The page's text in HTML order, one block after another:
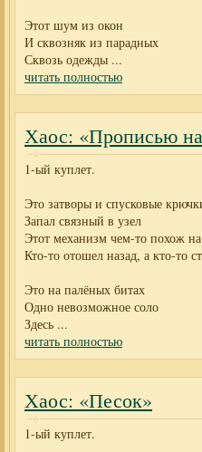
Этот шум из окон
И сквозняк из парадных
Сквозь одежды ...
читать полностью
Хаос: «Прописью
1-ый куплет.
Это затворы и спусковые
Запал связный в узел
Этот механизм чем-то похож
Кто-то отошел назад, а кто-то
Это на палёных битах
Одно невозможное соло
Здесь ...
читать полностью
Хаос: «Песок»
1-ый куплет.